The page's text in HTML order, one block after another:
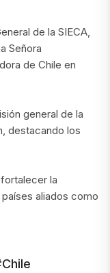
de la SIECA,
Señora
de Chile en
general de la
destacando los
la
aliados como